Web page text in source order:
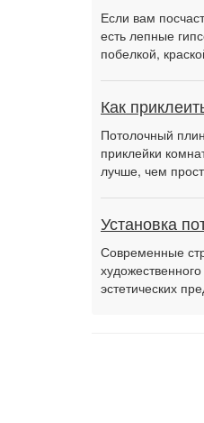
Если вам
есть лепные
побелкой,
Как
Потолочный
приклейки
лучше, чем
Установка
Современные
эстетических